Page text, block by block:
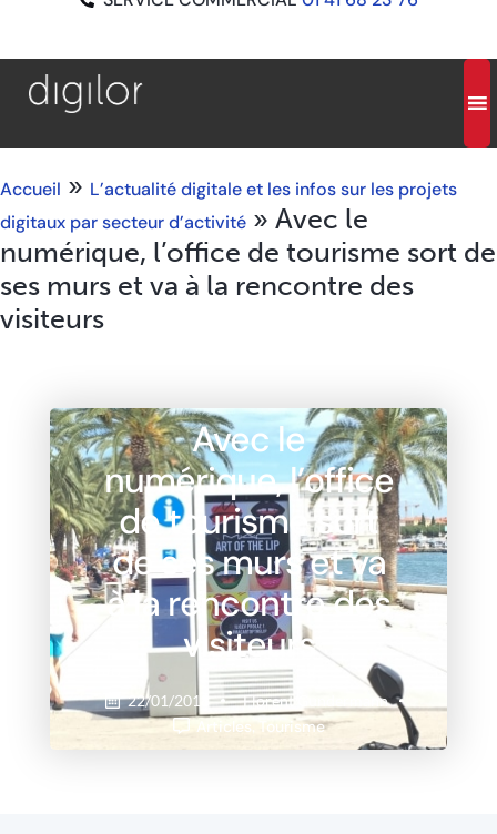
Accueil » L’actualité digitale et les infos sur les projets
digitaux par secteur d’activité » Avec le
numérique, l’office de tourisme sort de
ses murs et va à la rencontre des
visiteurs
Avec le
numérique, l’office
de tourisme sort
de ses murs et va
à la rencontre des
visiteurs
22/01/2018 Florent Gundermann
Articles Tourisme